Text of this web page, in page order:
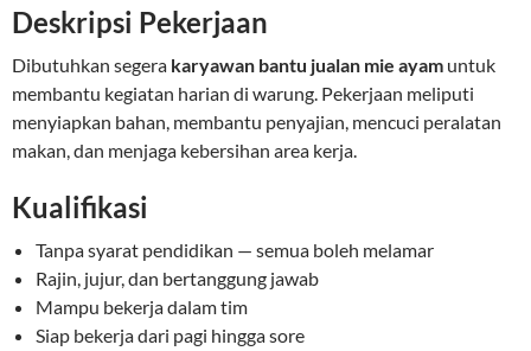
Deskripsi Pekerjaan
Dibutuhkan segera karyawan bantu jualan mie ayam untuk
membantu kegiatan harian di warung. Pekerjaan meliputi
menyiapkan bahan, membantu penyajian, mencuci peralatan
makan, dan menjaga kebersihan area kerja.
Kualifikasi
Tanpa syarat pendidikan — semua boleh melamar
Rajin, jujur, dan bertanggung jawab
Mampu bekerja dalam tim
Siap bekerja dari pagi hingga sore